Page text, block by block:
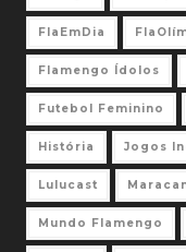
FlaEmDia
Flamengo Ídolos
Futebol Feminino
História Jogos
Lulucast
Mundo Flamengo